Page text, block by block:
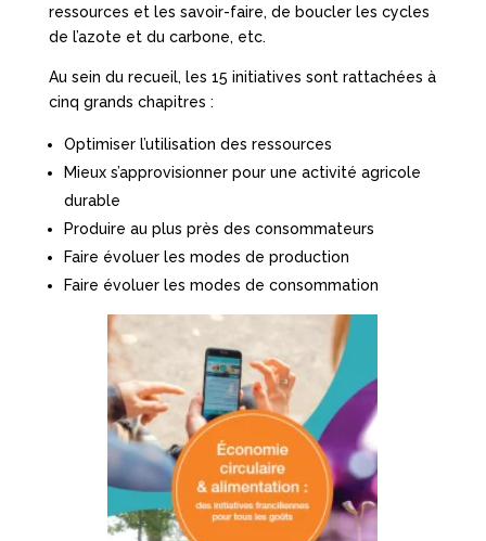
ressources et les savoir-faire, de boucler les cycles
de l’azote et du carbone, etc.
Au sein du recueil, les 15 initiatives sont rattachées à
cinq grands chapitres :
Optimiser l’utilisation des ressources
Mieux s’approvisionner pour une activité agricole
durable
Produire au plus près des consommateurs
Faire évoluer les modes de production
Faire évoluer les modes de consommation